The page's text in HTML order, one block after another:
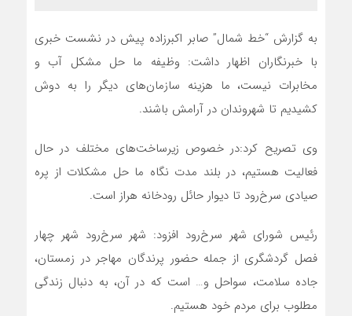
به گزارش “خط شمال” صابر اکبرزاده پیش در نشست خبری
با خبرنگاران اظهار داشت: وظیفه ما حل مشکل آب و
مخابرات نیست، ما هزینه سازمان‌های دیگر را به دوش
کشیدیم تا شهروندان در آرامش باشند.
وی تصریح کرد:در خصوص زیرساخت‌های مختلف در حال
فعالیت هستیم، در بلند مدت نگاه ما حل مشکلات از پره
صیادی سرخ‌رود تا دیوار حائل رودخانه هراز است.
رئیس شورای شهر سرخ‌رود افزود: شهر سرخ‌رود شهر چهار
فصل گردشگری از جمله حضور پرندگان مهاجر در زمستان،
جاده سلامت، سواحل و… است که در آن، به دنبال زندگی
مطلوب برای مردم خود هستیم.